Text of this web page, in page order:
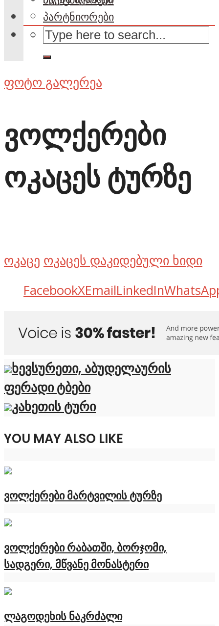
პარტნიორები
ფოტო გალერეა
ვოლქერები
ოკაცეს ტურზე
ოკაცე ოკაცეს დაკიდებული ხიდი
FacebookXEmailLinkedIn
ხევსურეთი, აბუდელაურის
ფერადი ტბები
კახეთის ტური
YOU MAY ALSO LIKE
ვოლქერები მარტვილის ტურზე
ვოლქერები რაბათში, ბორჯომი,
სადგერი, მწვანე მონასტერი
ლაგოდეხის ნაკრძალი